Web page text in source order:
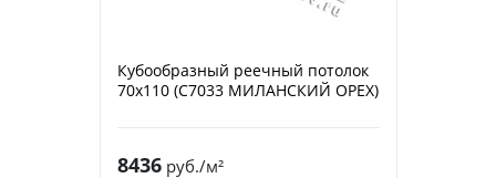
Кубообразный реечный потолок
70х110 (C7033 МИЛАНСКИЙ ОРЕХ)
8436руб./м²